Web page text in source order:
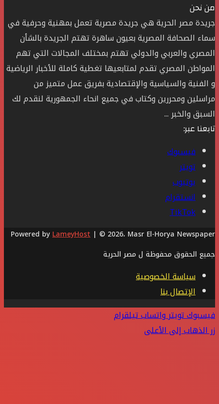
من نحن
جريدة مصر الحرية هي جريدة مصرية تعمل بمهنية وحرفية في
سماء الصحافة المصرية بعيون ساهرة تهتم الجريدة بالشأن
المصري والعربي والدولي تهتم بمختلف المجالات التي تهم
المواطن المصري تقدم لمتابعيها تغطية كاملة للأخبار الرياضية
و الفنية والسياسية والإقتصادية بفريق عمل متميز من
مراسلين ومحررين وكتاب في جميع انحاء الجمهورية لنقدم لك
السبق والخبر ...
تابعنا عبر:
فيسبوك
تويتر
يوتيوب
انستقرام
‫TikTok
Powered byLameyHost | © 2026، Masr El-Horya Newspaper
جميع الحقوق محفوظة ل مصر الحرية
سياسة الخصوصية
الإتصال بنا
فيسبوكتويترواتسابتيلقرام
زر الذهاب إلى الأعلى